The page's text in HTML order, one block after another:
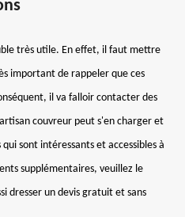
très utile. En effet, il faut mettre
important de rappeler que ces
il va falloir contacter des
couvreur peut s'en charger et
sont intéressants et accessibles à
supplémentaires, veuillez le
dresser un devis gratuit et sans